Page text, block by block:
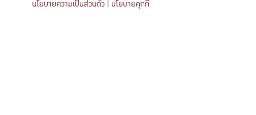
and engineering who embrace responsibility, drive sustainable success, and ignite
นโยบายความเป็นส่วนตัว| นโยบายคุกกี้